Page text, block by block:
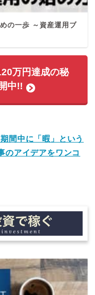
の一歩 ～資産運用ブ
万円達成の秘
中!!
間中に「暇」という
のアイデアをワンコ